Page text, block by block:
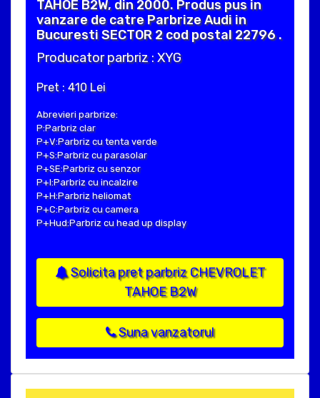
TAHOE B2W, din 2000. Produs pus in
vanzare de catre Parbrize Audi in
Bucuresti SECTOR 2 cod postal 22796 .
Producator parbriz : XYG
Pret : 410 Lei
Abrevieri parbrize:
P:Parbriz clar
P+V:Parbriz cu tenta verde
P+S:Parbriz cu parasolar
P+SE:Parbriz cu senzor
P+I:Parbriz cu incalzire
P+H:Parbriz heliomat
P+C:Parbriz cu camera
P+Hud:Parbriz cu head up display
Solicita pret parbriz CHEVROLET
TAHOE B2W
Suna vanzatorul